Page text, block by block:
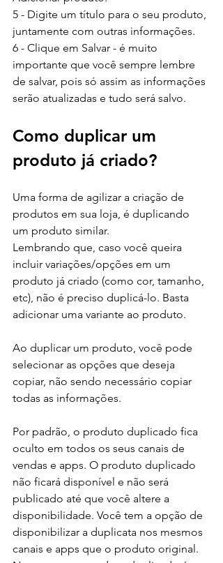
5 - Digite um título para o seu produto,
juntamente com outras informações.
6 - Clique em Salvar - é muito
importante que você sempre lembre
de salvar, pois só assim as informações
serão atualizadas e tudo será salvo.
Como duplicar um
produto já criado?
Uma forma de agilizar a criação de
produtos em sua loja, é duplicando
um produto similar.
Lembrando que, caso você queira
incluir variações/opções em um
produto já criado (como cor, tamanho,
etc), não é preciso duplicá-lo. Basta
adicionar uma variante ao produto.
Ao duplicar um produto, você pode
selecionar as opções que deseja
copiar, não sendo necessário copiar
todas as informações.
Por padrão, o produto duplicado fica
oculto em todos os seus canais de
vendas e apps. O produto duplicado
não ficará disponível e não será
publicado até que você altere a
disponibilidade. Você tem a opção de
disponibilizar a duplicata nos mesmos
canais e apps que o produto original.